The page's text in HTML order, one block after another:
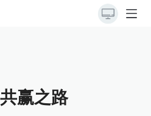
赢之路